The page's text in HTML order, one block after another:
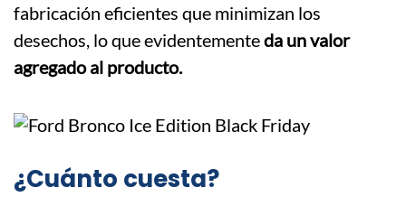
fabricación eficientes que minimizan los
desechos​, lo que evidentementeda un valor
agregado al producto.
¿Cuánto cuesta?